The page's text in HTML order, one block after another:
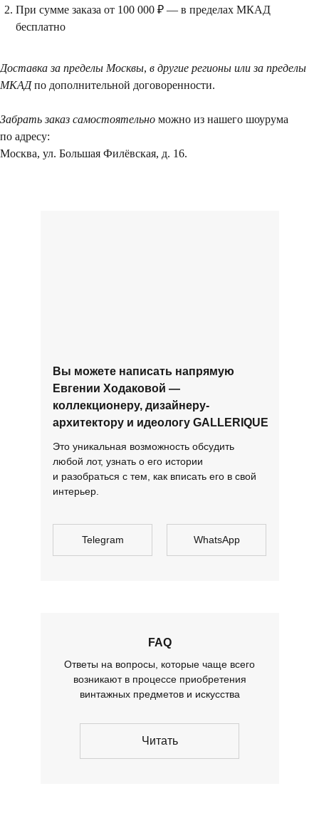
При сумме заказа от 100 000 ₽ — в пределах МКАД
бесплатно
Доставка за пределы Москвы, в другие регионы или за пределы
МКАДпо дополнительной договоренности.
Забрать заказ самостоятельно можно из нашего шоурума
по адресу:
Москва, ул. Большая Филёвская, д. 16.
Telegram WhatsApp
Это уникальная возможность обсудить
любой лот, узнать о его истории
и разобраться с тем, как вписать его в свой
интерьер.
FAQ
Ответы на вопросы, которые чаще всего
возникают в процессе приобретения
винтажных предметов и искусства
Вы можете написать напрямую
Евгении Ходаковой —
коллекционеру, дизайнеру-
архитектору и идеологу GALLERIQUE
Вы можете
архитектору и
Посещение только
Читать